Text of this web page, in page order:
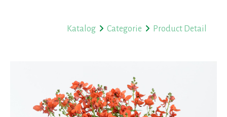
Katalog Categorie Product Detail